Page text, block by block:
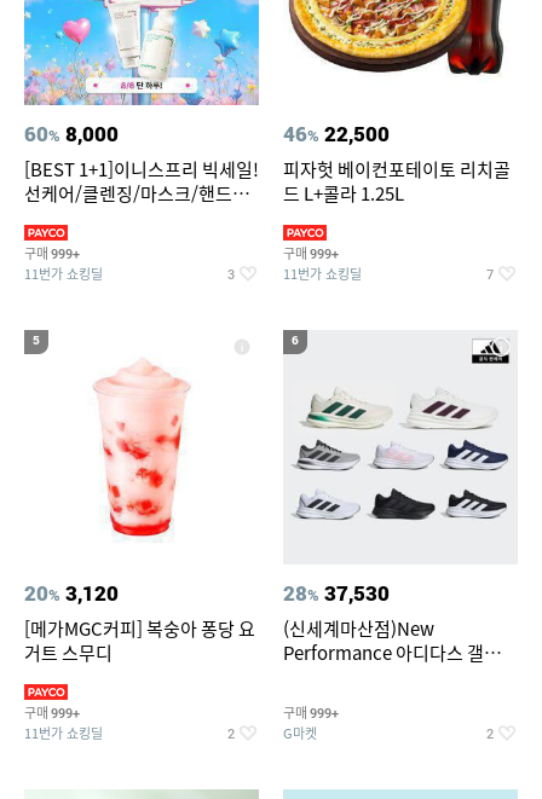
60% 8,000
[BEST 1+1]이니스프리 빅세일!
선케어/클렌징/마스크/핸드크
구매 999+
11번가 쇼킹딜 3
46% 22,500
피자헛 베이컨포테이토 리치골
드 L+콜라 1.25L
구매 999+
11번가 쇼킹딜 7
5
20% 3,120
[메가MGC커피] 복숭아 퐁당 요
거트 스무디
구매 999+
11번가 쇼킹딜 2
6
28% 37,530
(신세계마산점)New
Performance 아디다스 갤럭시
구매 999+
G마켓 2